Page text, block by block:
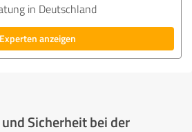
in Deutschland
Experten anzeigen
Sicherheit bei der